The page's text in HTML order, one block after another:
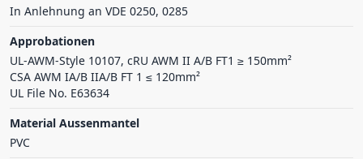
In Anlehnung an VDE 0250, 0285
Approbationen
UL-AWM-Style 10107, cRU AWM II A/B FT1 ≥ 150mm²
CSA AWM IA/B IIA/B FT 1 ≤ 120mm²
UL File No. E63634
Material Aussenmantel
PVC